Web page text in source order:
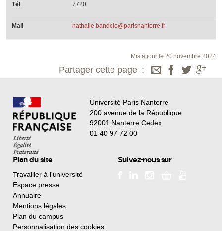
Tél 7720
Mail nathalie.bandolo@parisnanterre.fr
Mis à jour le 20 novembre 2024
Partager cette page
Université Paris Nanterre
200 avenue de la République
92001 Nanterre Cedex
01 40 97 72 00
Plan du site
Travailler à l'université
Espace presse
Annuaire
Mentions légales
Plan du campus
Personnalisation des cookies
Suivez-nous sur